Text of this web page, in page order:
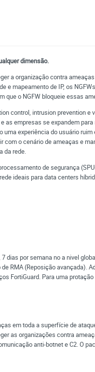
dimensão.
a organização contra
e mapeamento de IP, os
que o NGFW bloqueie essas
control, intrusion prevention
as empresas se expandem
experiência do usuário
o cenário de ameaças e
da rede.
de segurança
ideais para data centers
dias por semana no a nivel
RMA (Reposição avançada).
FortiGuard. Para uma
em toda a superfície de
as organizações contra
anti-botnet e C2. O